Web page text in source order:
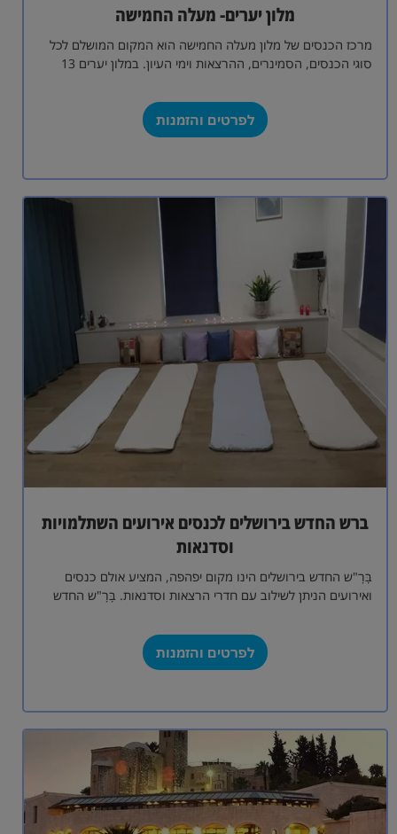
מלון יערים- מעלה החמישה
מרכז הכנסים של מלון מעלה החמישה הוא המקום המושלם לכל
סוגי הכנסים, הסמינרים, ההרצאות וימי העיון. במלון יערים 13
לפרטים והזמנות
ברש החדש בירושלים לכנסים אירועים השתלמויות
וסדנאות
בָּרָ"ש החדש בירושלים הינו מקום יפהפה, המציע אולם כנסים
ואירועים הניתן לשילוב עם חדרי הרצאות וסדנאות. בָּרָ"ש החדש
לפרטים והזמנות